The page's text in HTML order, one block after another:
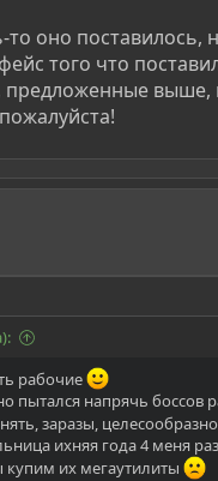
то оно поставилось,
того что
предложенные выше,
рабочие
пытался напрячь боссов
заразы,
ихняя года 4 меня
купим их мегаутилиты